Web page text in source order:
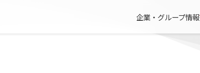
企業・グループ情報